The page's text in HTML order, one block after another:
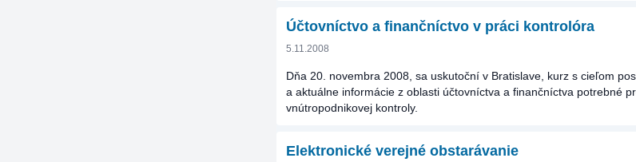
Účtovníctvo a finančníctvo v práci kontrolóra
5.11.2008
Dňa 20. novembra 2008, sa uskutoční v Bratislave, kurz s cieľom
a aktuálne informácie z oblasti účtovníctva a finančníctva potrebné
vnútropodnikovej kontroly.
Elektronické verejné obstarávanie